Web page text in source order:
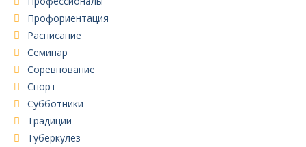
Профориентация
Расписание
Семинар
Соревнование
Спорт
Субботники
Традиции
Туберкулез